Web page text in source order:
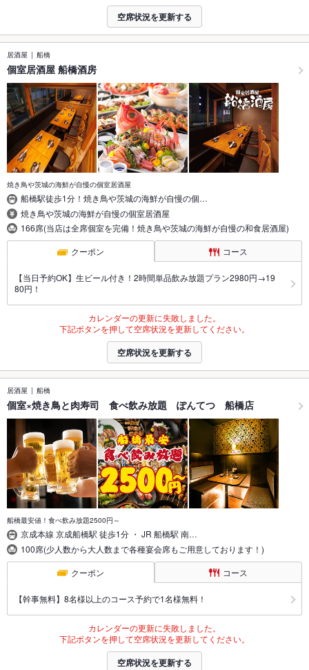
空席状況を更新する
居酒屋 船橋
個室居酒屋 船橋酒房
焼き鳥や茨城の海鮮が自慢の個室居酒屋
船橋駅徒歩1分！焼き鳥や茨城の海鮮が自慢の個…
焼き鳥や茨城の海鮮が自慢の個室居酒屋
166席(当店は全席個室を完備！焼き鳥や茨城の海鮮が自慢の和食居酒屋)
クーポン コース
【当日予約OK】生ビール付き！2時間単品飲み放題プラン2980円→19
80円！
カレンダーの更新に失敗しました。
下記ボタンを押して空席状況を更新してください。
空席状況を更新する
居酒屋 船橋
個室×焼き鳥と肉寿司 食べ飲み放題 ぽんてつ 船橋店
船橋最安値！食べ飲み放題2500円～
京成本線 京成船橋駅 徒歩1分 ・ JR 船橋駅 南…
100席(少人数から大人数まで各種宴会席もご用意しております！)
クーポン コース
【幹事無料】8名様以上のコース予約で1名様無料！
カレンダーの更新に失敗しました。
下記ボタンを押して空席状況を更新してください。
空席状況を更新する